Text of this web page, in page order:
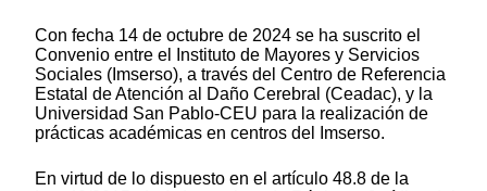
Con fecha 14 de octubre de 2024 se ha suscrito el
Convenio entre el Instituto de Mayores y Servicios
Sociales (Imserso), a través del Centro de Referencia
Estatal de Atención al Daño Cerebral (Ceadac), y la
Universidad San Pablo-CEU para la realización de
prácticas académicas en centros del Imserso.
En virtud de lo dispuesto en el artículo 48.8 de la